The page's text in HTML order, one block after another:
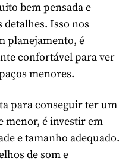
bem pensada e
Isso nos
planejamento, é
confortável para ver
menores.
para conseguir ter um
menor, é investir em
e tamanho adequado.
de som e